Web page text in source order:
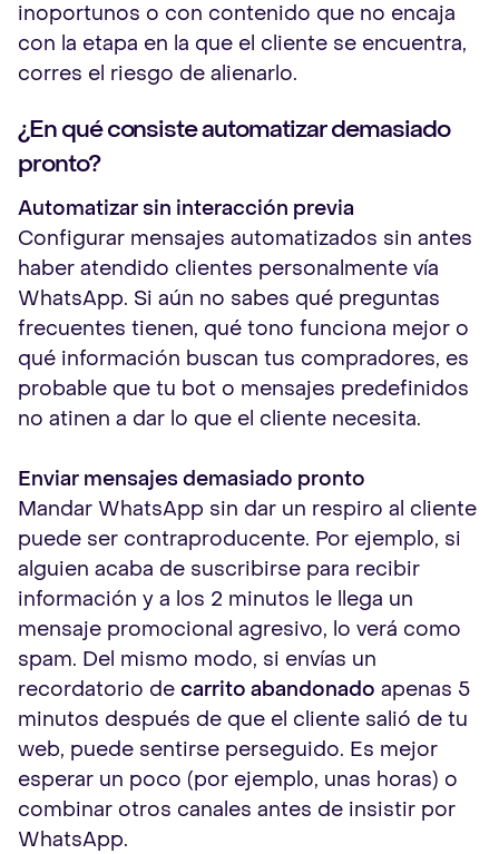
inoportunos o con contenido que no encaja
con la etapa en la que el cliente se encuentra,
corres el riesgo de alienarlo.
¿En qué consiste automatizar demasiado
pronto?
Automatizar sin interacción previa
Configurar mensajes automatizados sin antes
haber atendido clientes personalmente vía
WhatsApp. Si aún no sabes qué preguntas
frecuentes tienen, qué tono funciona mejor o
qué información buscan tus compradores, es
probable que tu bot o mensajes predefinidos
no atinen a dar lo que el cliente necesita.
Enviar mensajes demasiado pronto
Mandar WhatsApp sin dar un respiro al cliente
puede ser contraproducente. Por ejemplo, si
alguien acaba de suscribirse para recibir
información y a los 2 minutos le llega un
mensaje promocional agresivo, lo verá como
spam. Del mismo modo, si envías un
recordatorio de carrito abandonado apenas 5
minutos después de que el cliente salió de tu
web, puede sentirse perseguido. Es mejor
esperar un poco (por ejemplo, unas horas) o
combinar otros canales antes de insistir por
WhatsApp.